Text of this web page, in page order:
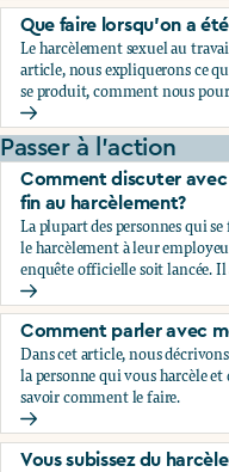
Que faire lorsqu’on a
Le harcèlement sexuel au
article, nous expliquerons ce
se produit, comment nous
Que faire lorsqu’on a
Passer à l'action
Comment discuter
fin au harcèlement?
La plupart des personnes qui
le harcèlement à leur
enquête officielle soit lancée. Il
Comment discuter
Comment parler avec
Dans cet article, nous
la personne qui vous harcèle
savoir comment le faire.
Comment parler avec
Vous subissez du